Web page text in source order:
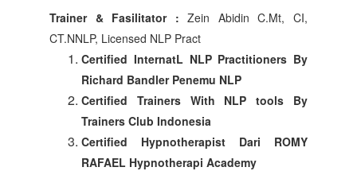
Trainer & Fasilitator : Zein Abidin C.Mt, CI,
CT.NNLP, Licensed NLP Pract
Certified InternatL NLP Practitioners By
Richard Bandler Penemu NLP
Certified Trainers With NLP tools By
Trainers Club Indonesia
Certified Hypnotherapist Dari ROMY
RAFAEL Hypnotherapi Academy